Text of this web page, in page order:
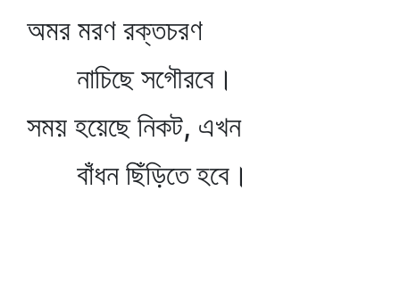
অমর মরণ রক্তচরণ
নাচিছে সগৌরবে।
সময় হয়েছে নিকট, এখন
বাঁধন ছিঁড়িতে হবে।